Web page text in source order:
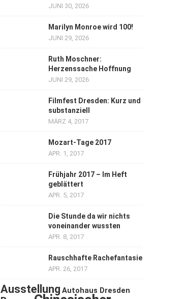
JUNI 30, 2026
Marilyn Monroe wird 100!
JUNI 29, 2026
Ruth Moschner:
Herzenssache Hoffnung
JUNI 29, 2026
Filmfest Dresden: Kurz und
substanziell
MÄRZ 4, 2017
Mozart-Tage 2017
APR. 1, 2017
Frühjahr 2017 – Im Heft
geblättert
APR. 5, 2017
Die Stunde da wir nichts
voneinander wussten
APR. 8, 2017
Rauschhafte Rachefantasie
APR. 26, 2017
Ausstellung Autohaus Dresden